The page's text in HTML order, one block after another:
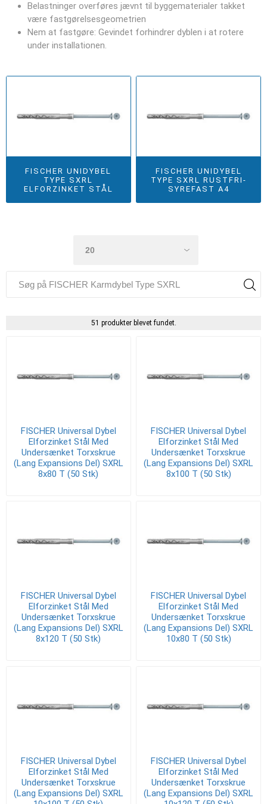
Belastninger overføres jævnt til byggematerialer takket
være fastgørelsesgeometrien
Nem at fastgøre: Gevindet forhindrer dyblen i at rotere
under installationen.
FISCHER UNIDYBEL
TYPE SXRL
ELFORZINKET STÅL
FISCHER UNIDYBEL
TYPE SXRL RUSTFRI-
SYREFAST A4
51 produkter blevet fundet.
FISCHER Universal Dybel
Elforzinket Stål Med
Undersænket Torxskrue
(Lang Expansions Del) SXRL
8x80 T (50 Stk)
FISCHER Universal Dybel
Elforzinket Stål Med
Undersænket Torxskrue
(Lang Expansions Del) SXRL
8x100 T (50 Stk)
FISCHER Universal Dybel
Elforzinket Stål Med
Undersænket Torxskrue
(Lang Expansions Del) SXRL
8x120 T (50 Stk)
FISCHER Universal Dybel
Elforzinket Stål Med
Undersænket Torxskrue
(Lang Expansions Del) SXRL
10x80 T (50 Stk)
FISCHER Universal Dybel
Elforzinket Stål Med
Undersænket Torxskrue
(Lang Expansions Del) SXRL
FISCHER Universal Dybel
Elforzinket Stål Med
Undersænket Torxskrue
(Lang Expansions Del) SXRL